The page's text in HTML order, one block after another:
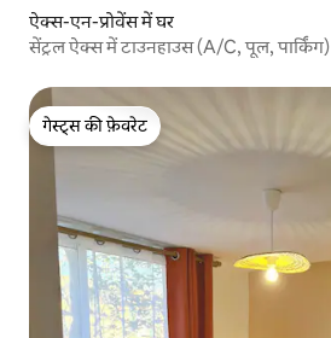
ऐक्स-एन-प्रोवेंस में घर
सेंट्रल ऐक्स में टाउनहाउस (A/C, पूल, पार्किंग)
गेस्ट्स की फ़ेवरेट
गेस्ट्स की फ़ेवरेट